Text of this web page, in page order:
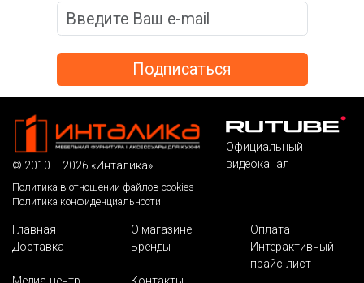
© 2010 – 2026 «Инталика»
Политика в отношении файлов cookies
Политика конфиденциальности
Официальный
видеоканал
Главная О магазине
Оплата
Доставка
Бренды
Интерактивный
прайс-лист